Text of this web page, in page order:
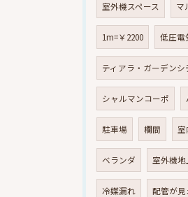
室外機スペース マ
1m=￥2200 低圧電
ティアラ・ガーデンシ
シャルマンコーポ
駐車場 欄間 室
ベランダ 室外機地
冷媒漏れ 配管が見